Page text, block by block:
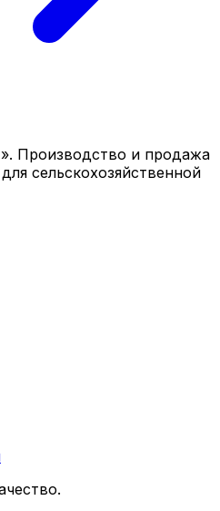
Производство и продажа
сельскохозяйственной